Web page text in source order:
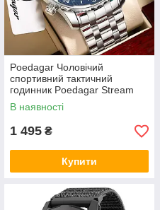
Poedagar Чоловічий
спортивний тактичний
годинник Poedagar Stream
В наявності
1 495 ₴
Купити